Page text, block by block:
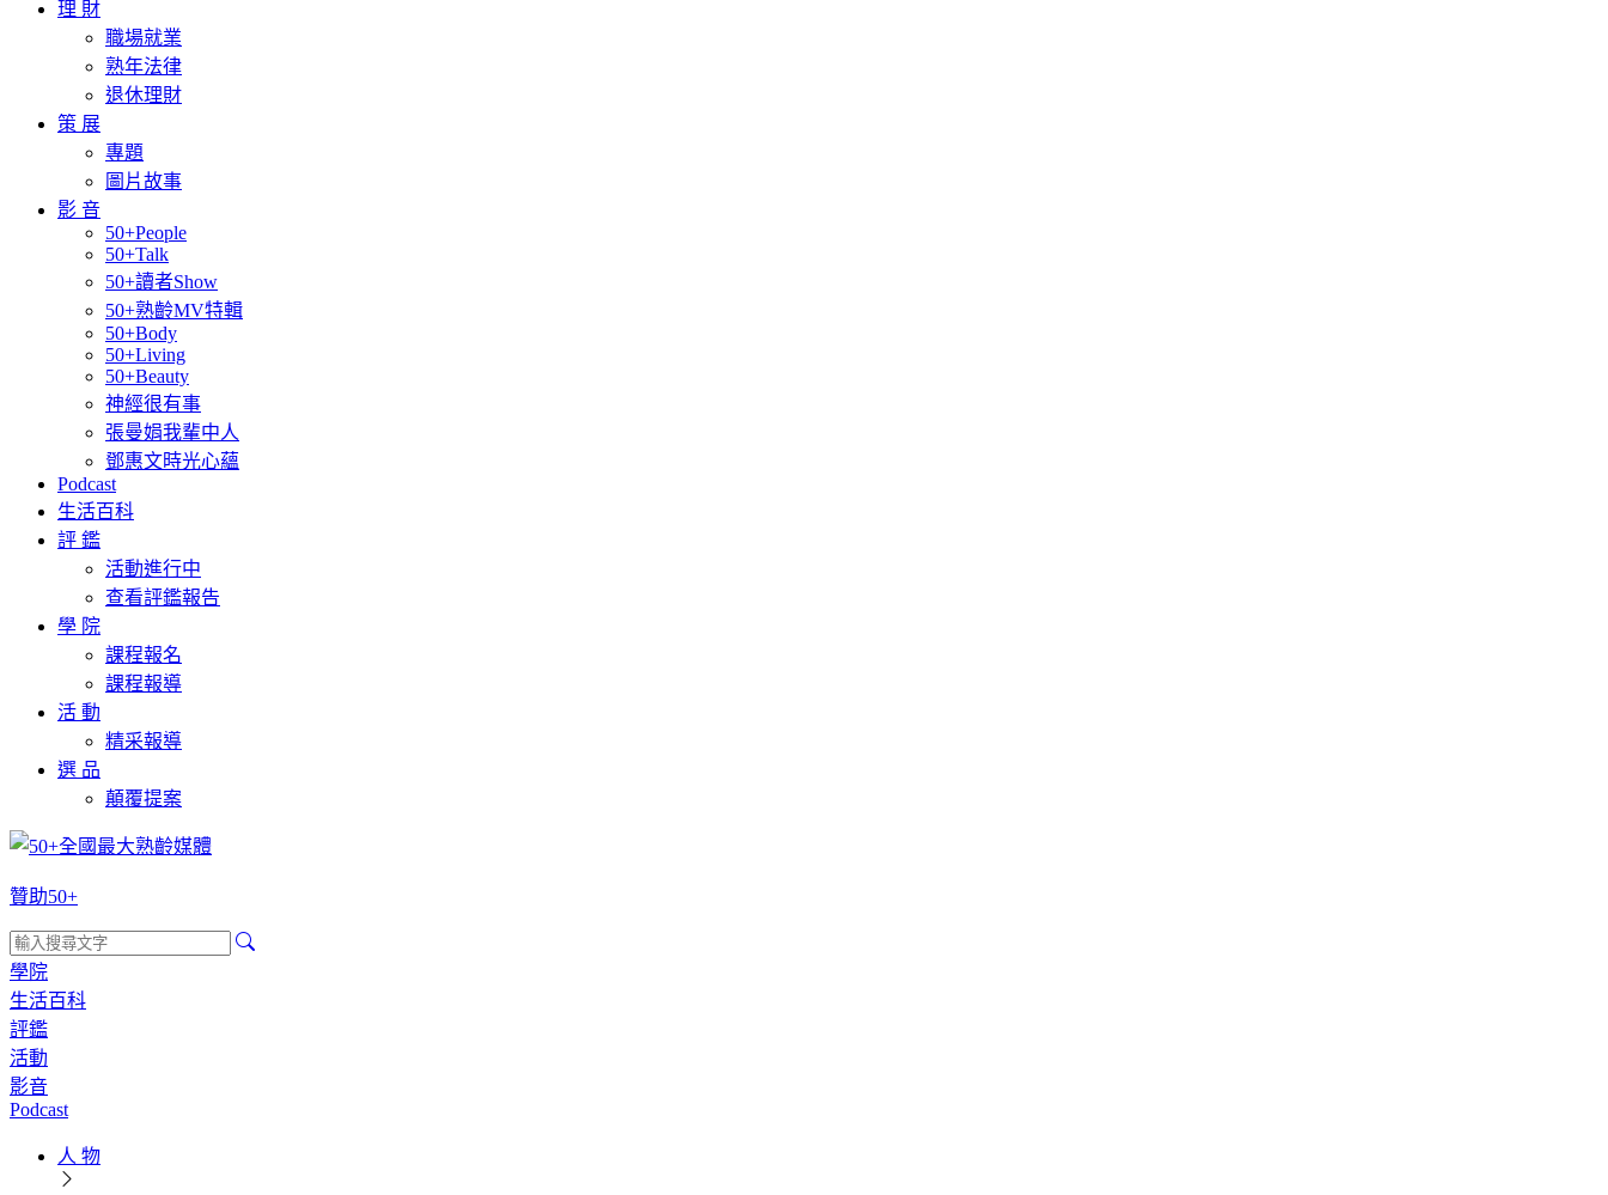
理 財
職場就業
熟年法律
退休理財
策 展
專題
圖片故事
影 音
50+People
50+Talk
50+讀者Show
50+熟齡MV特輯
50+Body
50+Living
50+Beauty
神經很有事
張曼娟我輩中人
鄧惠文時光心蘊
Podcast
生活百科
評 鑑
活動進行中
查看評鑑報告
學 院
課程報名
課程報導
活 動
精采報導
選 品
顛覆提案
贊助50+
學院
生活百科
評鑑
活動
影音
Podcast
人 物